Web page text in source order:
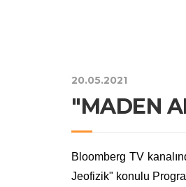
20.05.2021
"MADEN
Bloomberg TV
Jeofizik" konulu